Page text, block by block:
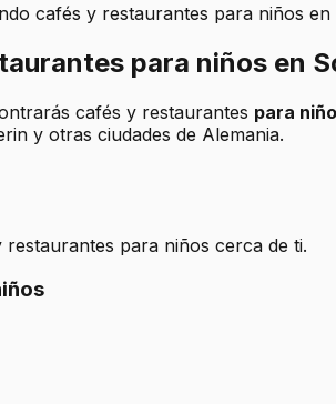
cafés y restaurantes para niños
para niños en
cafés y restaurantes para
y otras ciudades de Alemania.
restaurantes para niños cerca de ti.